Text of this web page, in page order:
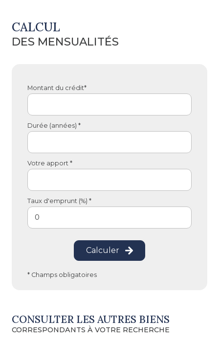
CALCUL
DES MENSUALITÉS
Montant du crédit*
Durée (années) *
Votre apport *
Taux d'emprunt (%) *
Calculer
* Champs obligatoires
CONSULTER LES AUTRES BIENS
CORRESPONDANTS À VOTRE RECHERCHE